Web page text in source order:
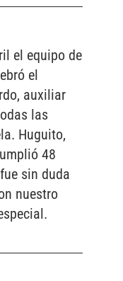
el equipo de
el
auxiliar
las
Huguito,
48
sin duda
nuestro